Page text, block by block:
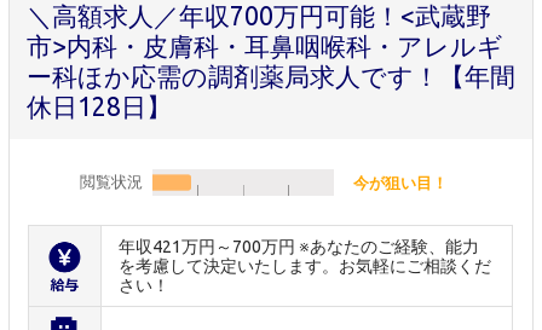
＼高額求人／年収700万円可能！<武蔵野
市>内科・皮膚科・耳鼻咽喉科・アレルギ
ー科ほか応需の調剤薬局求人です！【年間
休日128日】
閲覧状況 今が狙い目！
年収421万円～700万円 ※あなたのご経験、能力
を考慮して決定いたします。お気軽にご相談くだ
さい！